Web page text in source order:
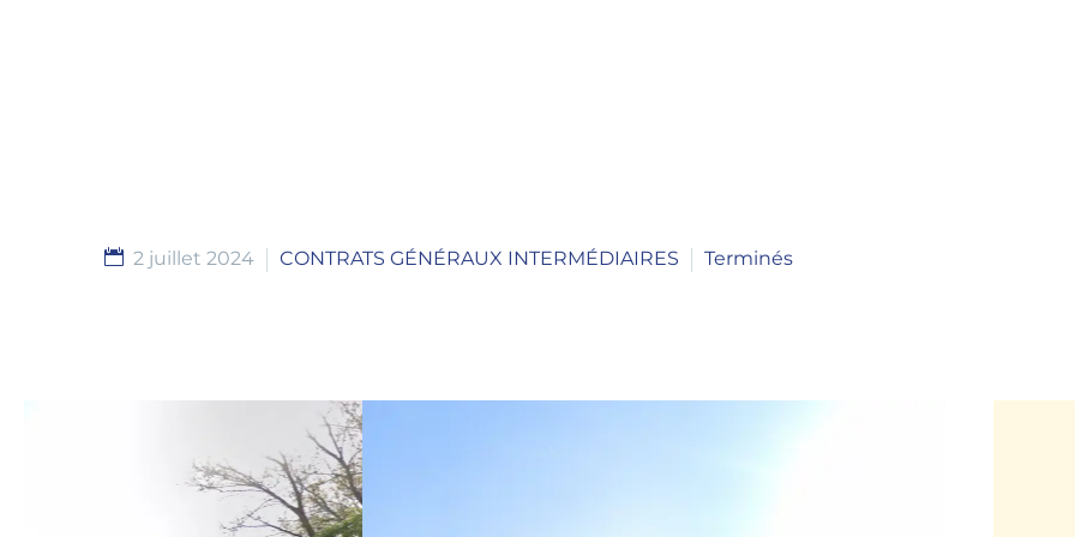
2 juillet 2024 CONTRATS GÉNÉRAUX INTERMÉDIAIRES Terminés